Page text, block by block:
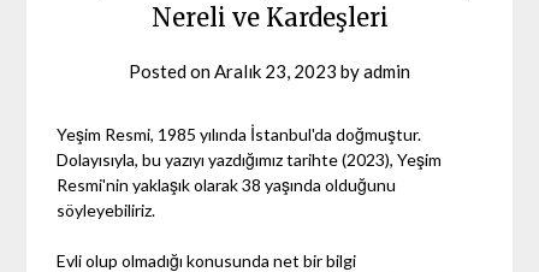
Nereli ve Kardeşleri
Posted on Aralık 23, 2023 byadmin
Yeşim Resmi, 1985 yılında İstanbul'da doğmuştur.
Dolayısıyla, bu yazıyı yazdığımız tarihte (2023), Yeşim
Resmi'nin yaklaşık olarak 38 yaşında olduğunu
söyleyebiliriz.
Evli olup olmadığı konusunda net bir bilgi